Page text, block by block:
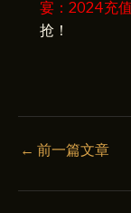
宴：2024充
抢！
← 前一篇文章